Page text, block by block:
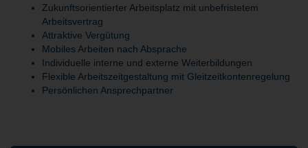
Zukunftsorientierter Arbeitsplatz mit unbefristetem
Arbeitsvertrag
Attraktive Vergütung
Mobiles Arbeiten nach Absprache
Individuelle interne und externe Weiterbildungen
Flexible Arbeitszeitgestaltung mit Gleitzeitkontenregelung
Persönlichen Ansprechpartner